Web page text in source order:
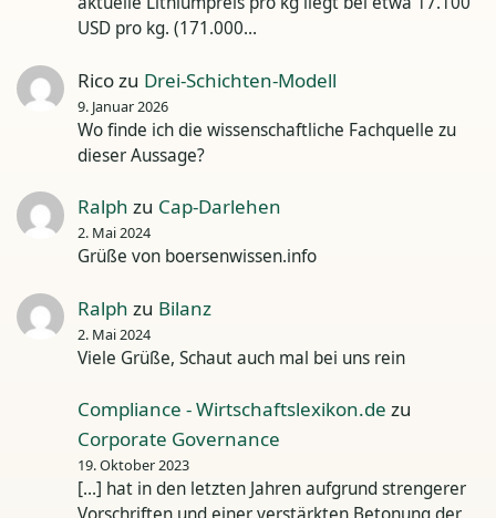
USD pro kg. (171.000…
Ricozu Drei-Schichten-Modell
9. Januar 2026
Wo finde ich die wissenschaftliche Fachquelle zu
dieser Aussage?
Ralph zu Cap-Darlehen
2. Mai 2024
Grüße von boersenwissen.info
Ralph zu Bilanz
2. Mai 2024
Viele Grüße, Schaut auch mal bei uns rein
Compliance - Wirtschaftslexikon.de zu
Corporate Governance
19. Oktober 2023
[…] hat in den letzten Jahren aufgrund strengerer